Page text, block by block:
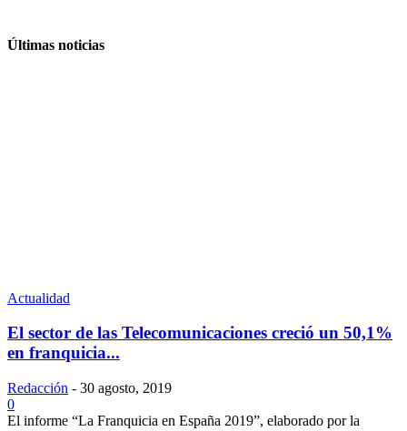
Últimas noticias
Actualidad
El sector de las Telecomunicaciones creció un 50,1%
en franquicia...
Redacción - 30 agosto, 2019
0
El informe “La Franquicia en España 2019”, elaborado por la